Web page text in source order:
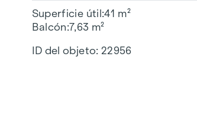
Superficie útil 41 m²
Balcón 7,63 m²
ID del objeto: 22956